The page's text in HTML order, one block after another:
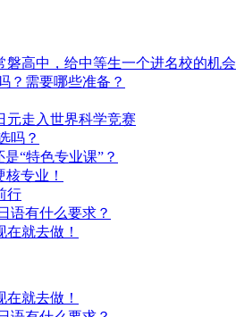
高中，给中等生一个进名校的机会
？需要哪些准备？
走入世界科学竞赛
吗？
“特色专业课”？
专业！
行
语有什么要求？
就去做！
就去做！